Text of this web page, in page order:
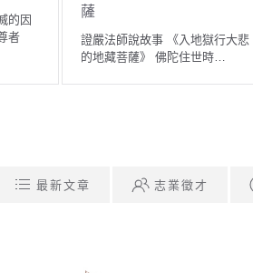
處山
證嚴法師說故事 《把牛奶「存」
在牛肚裡》 有一位養牛人…
最新文章 志業徵才